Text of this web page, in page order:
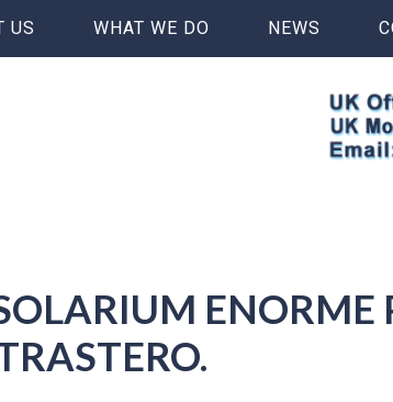
US WHAT WE DO NEWS
ENORME